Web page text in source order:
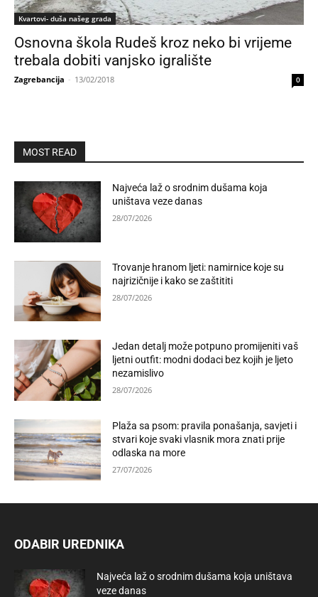
Kvartovi- duša našeg grada
Osnovna škola Rudeš kroz neko bi vrijeme
trebala dobiti vanjsko igralište
Zagrebancija - 13/02/2018 0
MOST READ
Najveća laž o srodnim dušama koja
uništava veze danas
28/07/2026
Trovanje hranom ljeti: namirnice koje su
najrizičnije i kako se zaštititi
28/07/2026
Jedan detalj može potpuno promijeniti vaš
ljetni outfit: modni dodaci bez kojih je ljeto
nezamislivo
28/07/2026
Plaža sa psom: pravila ponašanja, savjeti i
stvari koje svaki vlasnik mora znati prije
odlaska na more
27/07/2026
ODABIR UREDNIKA
Najveća laž o srodnim dušama koja uništava
veze danas